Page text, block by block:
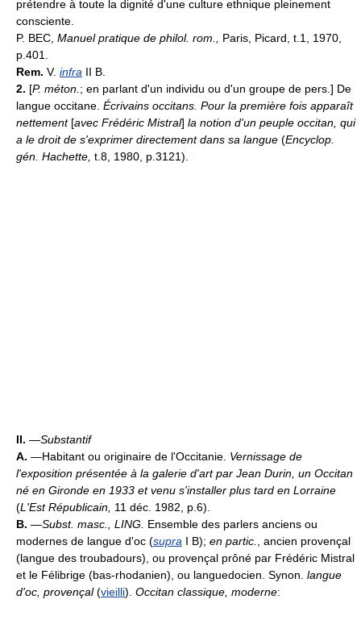
prétendre à toute la dignité d'une culture ethnique pleinement
consciente.
P. BEC, Manuel pratique de philol. rom., Paris, Picard, t.1, 1970,
p.401.
Rem. V. infra II B.
2. [P. méton.; en parlant d'un individu ou d'un groupe de pers.] De
langue occitane. Écrivains occitans. Pour la première fois apparaît
nettement[avec Frédéric Mistral] la notion d'un peuple occitan, qui
a le droit de s'exprimer directement dans sa langue (Encyclop.
gén. Hachette, t.8, 1980, p.3121).
II. —Substantif
A. —Habitant ou originaire de l'Occitanie. Vernissage de
l'exposition présentée à la galerie d'art par Jean Durin, un Occitan
né en Gironde en 1933 et venu s'installer plus tard en Lorraine
(L'Est Républicain, 11 déc. 1982, p.6).
B. —Subst. masc., LING. Ensemble des parlers anciens ou
modernes de langue d'oc (supra I B); en partic., ancien provençal
(langue des troubadours), ou provençal prôné par Frédéric Mistral
et le Félibrige (bas-rhodanien), ou languedocien. Synon. langue
d'oc, provençal(vieilli). Occitan classique, moderne: